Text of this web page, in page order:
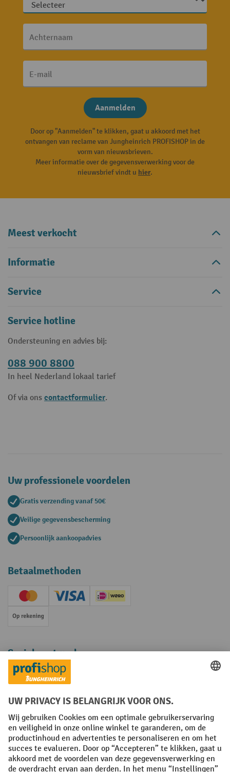
Achternaam
E-mail
Aanmelden
Door op "Aanmelden" te klikken, gaat u akkoord met het
ontvangen van reclame van Jungheinrich PROFISHOP in de
vorm van nieuwsbrieven.
Meer informatie over de gegevensverwerking voor de
nieuwsbrief vindt u hier.
Meest verkocht
Informatie
Service
Service hotline
Ondersteuning en advies bij:
088 900 8800
In heel Nederland lokaal tarief
Of via ons contactformulier.
Uw professionele voordelen
Gratis verzending vanaf 50€
Veilige gegevensbescherming
Persoonlijk aankoopadvies
Betaalmethoden
Creditcard (Master)Creditcard (Visa)iDEAL | Wero
Op rekening
Sociale netwerken
Facebook
YouTube
LinkedInInstagram
Algemene leveringsvoorwaarden Copyright
Privacyverklaring Privacy Instellingen
All prices excl. VAT plusshipping costs and possible delivery charges,